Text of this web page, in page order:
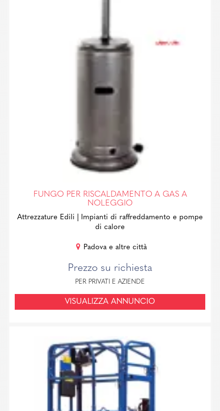
FUNGO PER RISCALDAMENTO A GAS A
NOLEGGIO
Attrezzature Edili
| Impianti di raffreddamento e pompe
di calore
Padova e altre città
Prezzo su richiesta
PER PRIVATI E AZIENDE
VISUALIZZA ANNUNCIO